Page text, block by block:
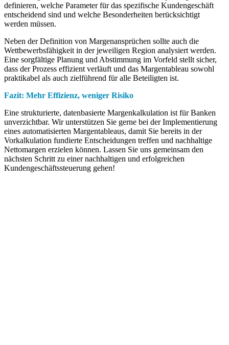
definieren, welche Parameter für das spezifische Kundengeschäft
entscheidend sind und welche Besonderheiten berücksichtigt
werden müssen.
Neben der Definition von Margenansprüchen sollte auch die
Wettbewerbsfähigkeit in der jeweiligen Region analysiert werden.
Eine sorgfältige Planung und Abstimmung im Vorfeld stellt sicher,
dass der Prozess effizient verläuft und das Margentableau sowohl
praktikabel als auch zielführend für alle Beteiligten ist.
Fazit: Mehr Effizienz, weniger Risiko
Eine strukturierte, datenbasierte Margenkalkulation ist für Banken
unverzichtbar. Wir unterstützen Sie gerne bei der Implementierung
eines automatisierten Margentableaus, damit Sie bereits in der
Vorkalkulation fundierte Entscheidungen treffen und nachhaltige
Nettomargen erzielen können. Lassen Sie uns gemeinsam den
nächsten Schritt zu einer nachhaltigen und erfolgreichen
Kundengeschäftssteuerung gehen!